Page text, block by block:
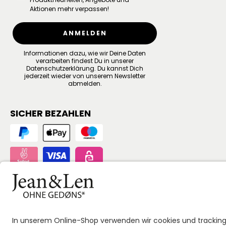
Aktionen mehr verpassen!
ANMELDEN
Informationen dazu, wie wir Deine Daten
verarbeiten findest Du in unserer
Datenschutzerklärung. Du kannst Dich
jederzeit wieder von unserem Newsletter
abmelden.
SICHER BEZAHLEN